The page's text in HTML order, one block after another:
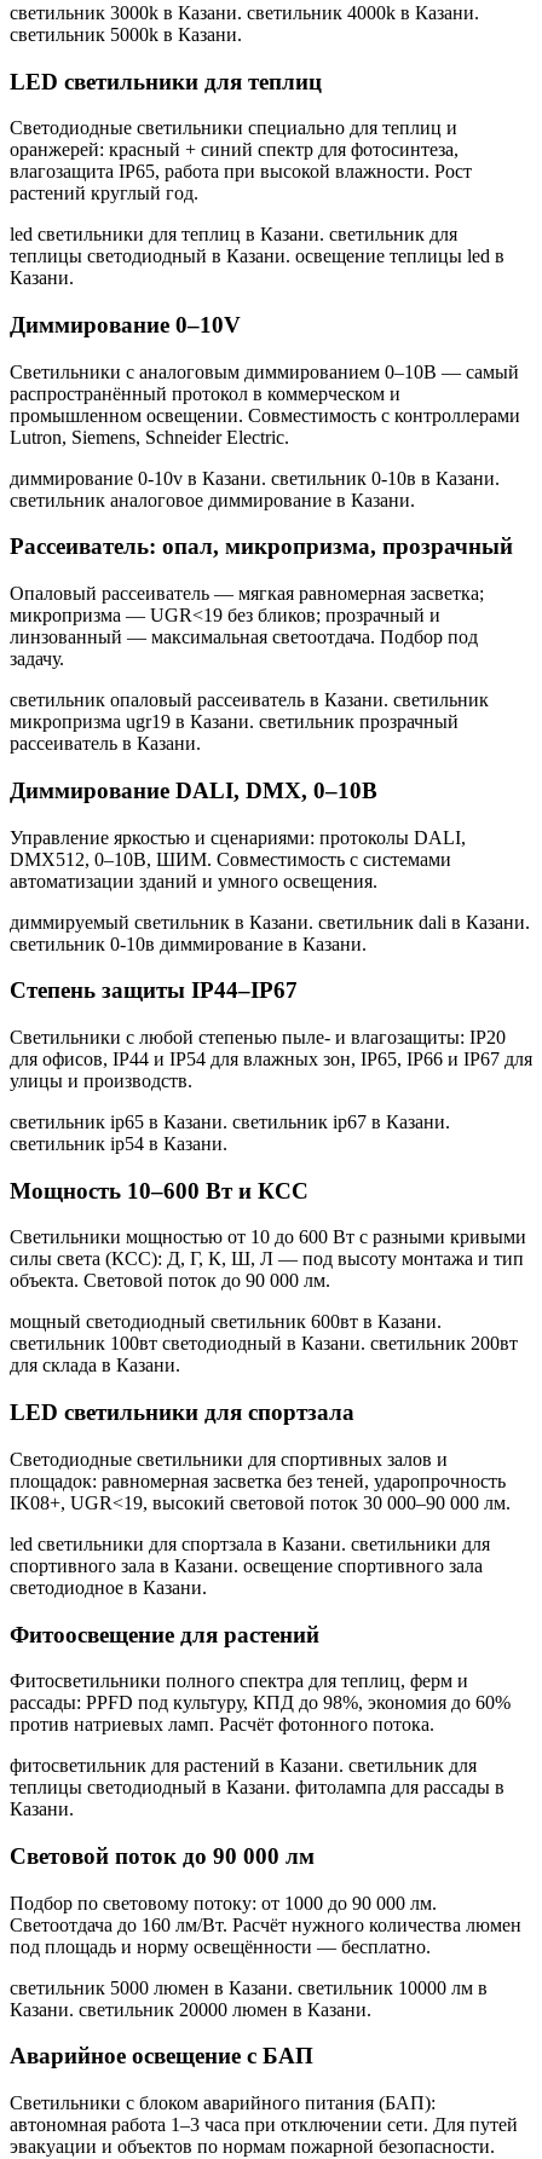
светильник 3000k в Казани. светильник 4000k в Казани.
светильник 5000k в Казани.
LED светильники для теплиц
Светодиодные светильники специально для теплиц и
оранжерей: красный + синий спектр для фотосинтеза,
влагозащита IP65, работа при высокой влажности. Рост
растений круглый год.
led светильники для теплиц в Казани. светильник для
теплицы светодиодный в Казани. освещение теплицы led в
Казани.
Диммирование 0–10V
Светильники с аналоговым диммированием 0–10В — самый
распространённый протокол в коммерческом и
промышленном освещении. Совместимость с контроллерами
Lutron, Siemens, Schneider Electric.
диммирование 0-10v в Казани. светильник 0-10в в Казани.
светильник аналоговое диммирование в Казани.
Рассеиватель: опал, микропризма, прозрачный
Опаловый рассеиватель — мягкая равномерная засветка;
микропризма — UGR<19 без бликов; прозрачный и
линзованный — максимальная светоотдача. Подбор под
задачу.
светильник опаловый рассеиватель в Казани. светильник
микропризма ugr19 в Казани. светильник прозрачный
рассеиватель в Казани.
Диммирование DALI, DMX, 0–10В
Управление яркостью и сценариями: протоколы DALI,
DMX512, 0–10В, ШИМ. Совместимость с системами
автоматизации зданий и умного освещения.
диммируемый светильник в Казани. светильник dali в Казани.
светильник 0-10в диммирование в Казани.
Степень защиты IP44–IP67
Светильники с любой степенью пыле- и влагозащиты: IP20
для офисов, IP44 и IP54 для влажных зон, IP65, IP66 и IP67 для
улицы и производств.
светильник ip65 в Казани. светильник ip67 в Казани.
светильник ip54 в Казани.
Мощность 10–600 Вт и КСС
Светильники мощностью от 10 до 600 Вт с разными кривыми
силы света (КСС): Д, Г, К, Ш, Л — под высоту монтажа и тип
объекта. Световой поток до 90 000 лм.
мощный светодиодный светильник 600вт в Казани.
светильник 100вт светодиодный в Казани. светильник 200вт
для склада в Казани.
LED светильники для спортзала
Светодиодные светильники для спортивных залов и
площадок: равномерная засветка без теней, ударопрочность
IK08+, UGR<19, высокий световой поток 30 000–90 000 лм.
led светильники для спортзала в Казани. светильники для
спортивного зала в Казани. освещение спортивного зала
светодиодное в Казани.
Фитоосвещение для растений
Фитосветильники полного спектра для теплиц, ферм и
рассады: PPFD под культуру, КПД до 98%, экономия до 60%
против натриевых ламп. Расчёт фотонного потока.
фитосветильник для растений в Казани. светильник для
теплицы светодиодный в Казани. фитолампа для рассады в
Казани.
Световой поток до 90 000 лм
Подбор по световому потоку: от 1000 до 90 000 лм.
Светоотдача до 160 лм/Вт. Расчёт нужного количества люмен
под площадь и норму освещённости — бесплатно.
светильник 5000 люмен в Казани. светильник 10000 лм в
Казани. светильник 20000 люмен в Казани.
Аварийное освещение с БАП
Светильники с блоком аварийного питания (БАП):
автономная работа 1–3 часа при отключении сети. Для путей
эвакуации и объектов по нормам пожарной безопасности.